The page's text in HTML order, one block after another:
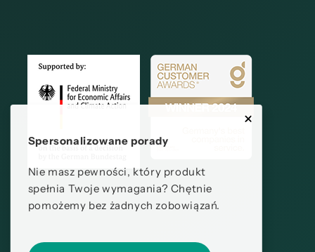
Spersonalizowane porady
Nie masz pewności, który produkt
spełnia Twoje wymagania? Chętnie
pomożemy bez żadnych zobowiązań.